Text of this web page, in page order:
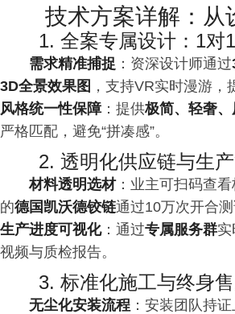
技术方案详解：从
1. 全案专属设计：1对
需求精准捕捉 ：资深设计师通过
3D全景效果图 ，支持VR实时漫游
风格统一性保障：提供极简、轻奢
严格匹配，避免“拼凑感”。
2. 透明化供应链与生
材料透明选材：业主可扫码查
的德国凯沃德铰链通过10万次开合
生产进度可视化：通过专属服务群
视频与质检报告。
3. 标准化施工与终身
无尘化安装流程 ：安装团队持